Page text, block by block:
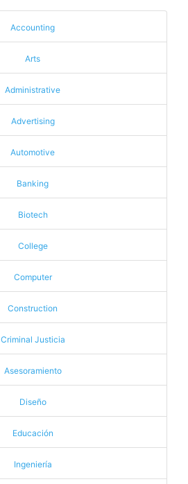
Accounting
Arts
Administrative
Advertising
Automotive
Banking
Biotech
College
Computer
Construction
Criminal Justicia
Asesoramiento
Diseño
Educación
Ingeniería